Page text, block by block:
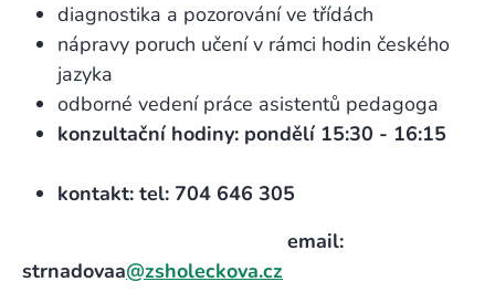
diagnostika a pozorování ve třídách
nápravy poruch učení v rámci hodin českého
jazyka
odborné vedení práce asistentů pedagoga
konzultační hodiny: pondělí 15:30 - 16:15
kontakt: tel: 704 646 305
email:
strnadovaa@zsholeckova.cz